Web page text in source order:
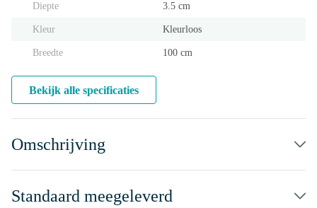
Diepte 3.5 cm
Kleur Kleurloos
Breedte 100 cm
Bekijk alle specificaties
Omschrijving
Standaard meegeleverd